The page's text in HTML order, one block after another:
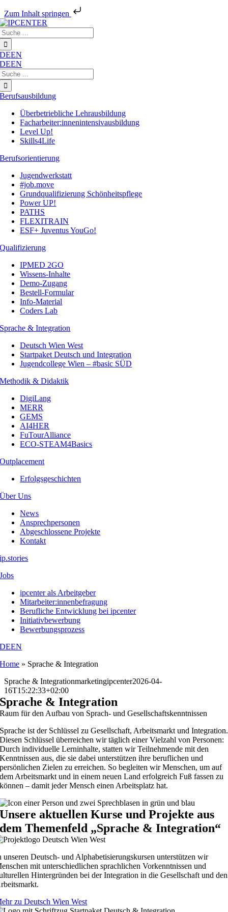
Zum Inhalt springen
Zum
Inhalt
springen
DEEN
DEEN
Berufsausbildung
Überbetriebliche Lehrausbildung
Facharbeiter:innenintensivausbildung
Level Up!
Skills4Life
Berufsorientierung
Jugendwerkstatt
#job.move
Grundqualifizierung Schönheitspflege
Power UP!
PATHS
FLEXITRAIN
ESF+ Juventus YouGo!
Qualifizierung
IPMED 2GO
Wissens-Inhalte
Demo-Zugang
Bestell-Formular
Info-Material
Coders Lab
Sprache & Integration
Deutsch Wien West
Startpaket Deutsch und Integration
Jugendcollege Wien – #basic SÜD
Methodik & Didaktik
DigiLang
MERR
GEMS
AI4HER
FuTourAlliance
ECO-STEAM4Basics
Outplacement
Erfolgsgeschichten
Über Uns
News
Ansprechpersonen
Abgeschlossene Projekte
Kontakt
ip.stories
Jobs
ipcenter als Arbeitgeber
Mitarbeiter:innenbefragung
Berufliche Entwicklung bei ipcenter
Initiativbewerbung
Bewerbungsprozess
DEEN
Home » Sprache & Integration
Sprache & Integrationmarketingipcenter2026-04-
16T15:22:33+02:00
Sprache & Integration
Raum für den Aufbau von Sprach- und Gesellschaftskenntnissen
Sprache ist der Schlüssel zu Gesellschaft, Arbeitsmarkt und Integration.
Diesen Schlüssel überreichen wir täglich einer Vielzahl von Personen:
Durch individuelle Lerninhalte, statten wir Teilnehmende mit den
Kenntnissen aus, die sie dabei unterstützen ihre beruflichen und
persönlichen Zielen zu erreichen. So begleiten wir Menschen, um auf
dem Arbeitsmarkt und in einem neuen Land erfolgreich Fuß fassen zu
können – damit jeder Mensch einen Arbeitsplatz hat.
Unsere aktuellen Kurse und Projekte aus
dem Themenfeld „Sprache & Integration“
unseren Deutsch- und Alphabetisierungskursen unterstützen wir
mit unterschiedlichen sprachlichen Vorkenntnissen und
Hintergründen bei der Integration in die Gesellschaft und den
zu Deutsch Wien West